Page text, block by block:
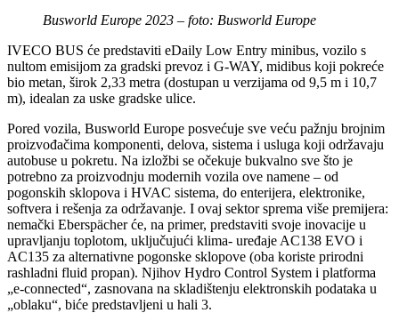
Busworld Europe 2023 – foto: Busworld Europe
IVECO BUS će predstaviti eDaily Low Entry minibus, vozilo s
nultom emisijom za gradski prevoz i G-WAY, midibus koji pokreće
bio metan, širok 2,33 metra (dostupan u verzijama od 9,5 m i 10,7
m), idealan za uske gradske ulice.
Pored vozila, Busworld Europe posvećuje sve veću pažnju brojnim
proizvođačima komponenti, delova, sistema i usluga koji održavaju
autobuse u pokretu. Na izložbi se očekuje bukvalno sve što je
potrebno za proizvodnju modernih vozila ove namene – od
pogonskih sklopova i HVAC sistema, do enterijera, elektronike,
softvera i rešenja za održavanje. I ovaj sektor sprema više premijera:
nemački Eberspächer će, na primer, predstaviti svoje inovacije u
upravljanju toplotom, uključujući klima- uređaje AC138 EVO i
AC135 za alternativne pogonske sklopove (oba koriste prirodni
rashladni fluid propan). Njihov Hydro Control System i platforma
„e-connected“, zasnovana na skladištenju elektronskih podataka u
„oblaku“, biće predstavljeni u hali 3.